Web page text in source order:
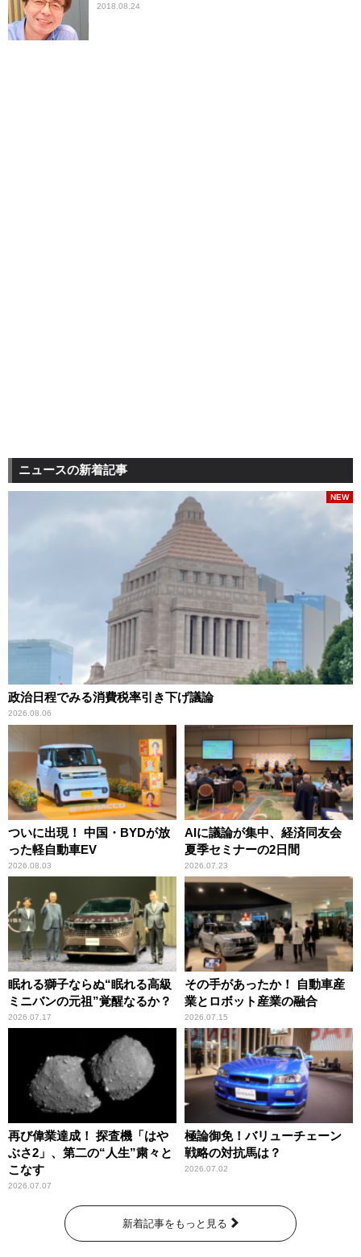
2018.08.24
ニュースの新着記事
政治日程でみる消費税率引き下げ議論
2026.08.06
NEW
ついに出現！ 中国・BYDが放
った軽自動車EV
2026.08.03
AIに議論が集中、経済同友会
夏季セミナーの2日間
2026.07.23
眠れる獅子ならぬ“眠れる高級
ミニバンの元祖”覚醒なるか？
2026.07.17
その手があったか！ 自動車産
業とロボット産業の融合
2026.07.15
再び偉業達成！ 探査機「はや
ぶさ2」、第二の“人生”粛々と
こなす
2026.07.07
極論御免！バリューチェーン
戦略の対抗馬は？
2026.07.02
新着記事をもっと見る